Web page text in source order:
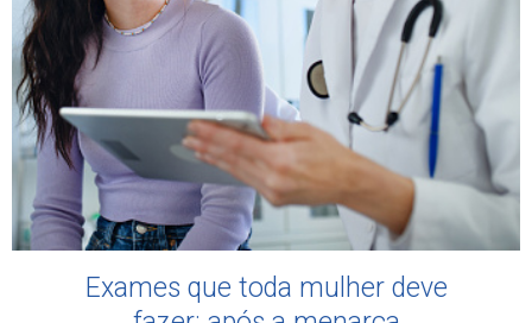
Exames que toda mulher deve